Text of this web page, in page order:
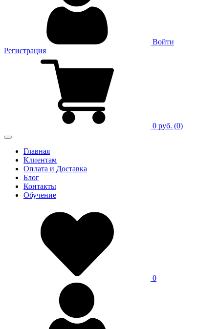
Войти
Регистрация
0 руб. (0)
Главная
Клиентам
Оплата и Доставка
Блог
Контакты
Обучение
0